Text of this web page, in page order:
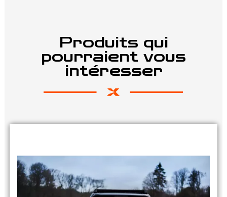
Produits qui
pourraient vous
intéresser